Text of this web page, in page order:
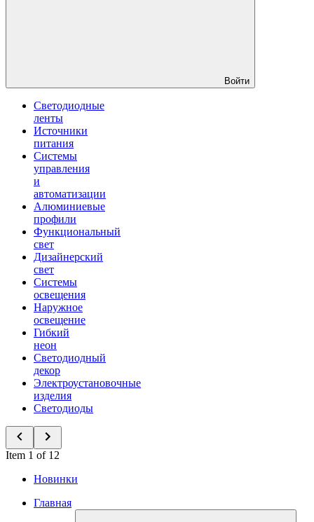
Войти
Светодиодные
ленты
Источники
питания
Системы
управления
и
автоматизации
Алюминиевые
профили
Функциональный
свет
Дизайнерский
свет
Системы
освещения
Наружное
освещение
Гибкий
неон
Светодиодный
декор
Электроустановочные
изделия
Светодиоды
Item 1 of 12
Новинки
Главная